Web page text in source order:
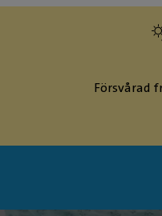
Försvårad